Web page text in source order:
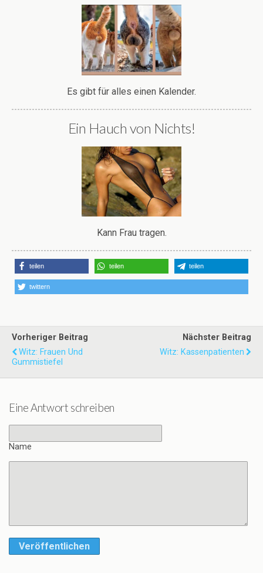
Es gibt für alles einen Kalender.
Ein Hauch von Nichts!
Kann Frau tragen.
teilen teilen teilen
twittern
Vorheriger Beitrag
Witz: Frauen Und
Gummistiefel
Nächster Beitrag
Witz: Kassenpatienten
Eine Antwort schreiben
Name
Veröffentlichen